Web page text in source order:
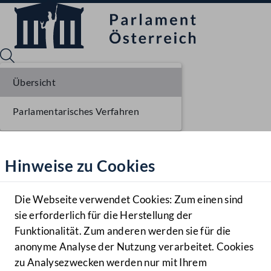
Hilfe
Benutzer
Navigationsmenü öffnen
MENÜ
Hinweise zu Cookies
Die Webseite verwendet Cookies: Zum einen sind
sie erforderlich für die Herstellung der
Funktionalität. Zum anderen werden sie für die
anonyme Analyse der Nutzung verarbeitet. Cookies
zu Analysezwecken werden nur mit Ihrem
Übersicht
Parlamentarisches Verfahren